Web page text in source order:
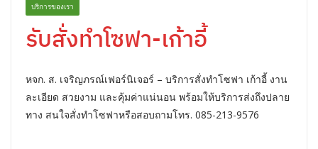
บริการของเรา
รับสั่งทำโซฟา-เก้าอี้
หจก. ส. เจริญภรณ์เฟอร์นิเจอร์ – บริการสั่งทำโซฟา เก้าอี้ งาน
ละเอียด สวยงาม และคุ้มค่าแน่นอน พร้อมให้บริการส่งถึงปลาย
ทาง สนใจสั่งทำโซฟาหรือสอบถามโทร. 085-213-9576